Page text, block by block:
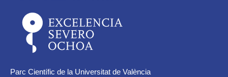
Parc Científic de la Universitat de València